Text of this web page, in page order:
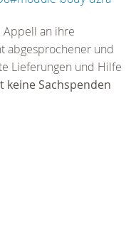
Appell an ihre
abgesprochener und
Lieferungen und Hilfe
Sachspenden